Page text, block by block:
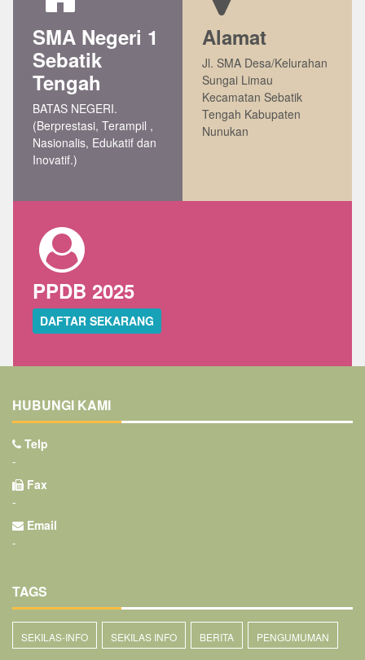
SMA Negeri 1
Sebatik
Tengah
BATAS NEGERI.
(Berprestasi, Terampil ,
Nasionalis, Edukatif dan
Inovatif.)
Alamat
Jl. SMA Desa/Kelurahan
Sungai Limau
Kecamatan Sebatik
Tengah Kabupaten
Nunukan
PPDB 2025
DAFTAR SEKARANG
HUBUNGI KAMI
Telp
-
Fax
-
Email
-
TAGS
SEKILAS-INFO SEKILAS INFO BERITA PENGUMUMAN